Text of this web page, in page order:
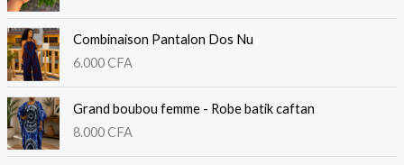
Combinaison Pantalon Dos Nu
6.000CFA
Grand boubou femme - Robe batik caftan
8.000CFA